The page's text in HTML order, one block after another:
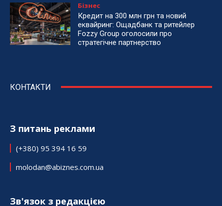
Бізнес
Кредит на 300 млн грн та новий
еквайринг: Ощадбанк та ритейлер
Fozzy Group оголосили про
стратегічне партнерство
КОНТАКТИ
З питань реклами
(+380) 95 394 16 59
molodan@abiznes.com.ua
Зв'язок з редакцією